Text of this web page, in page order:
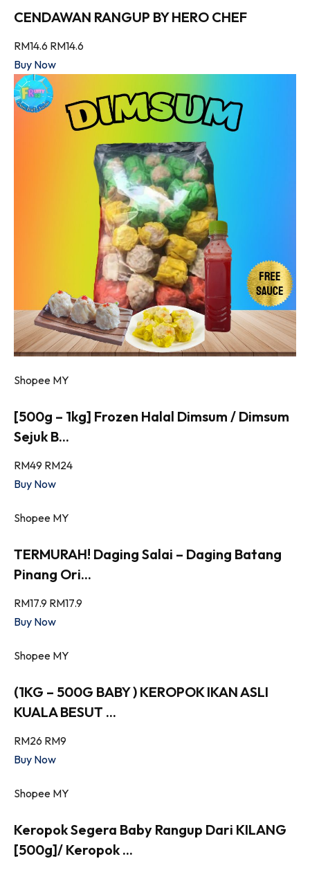
CENDAWAN RANGUP BY HERO CHEF
RM14.6 RM14.6
Buy Now
Shopee MY
[500g – 1kg] Frozen Halal Dimsum / Dimsum
Sejuk B...
RM49 RM24
Buy Now
Shopee MY
TERMURAH! Daging Salai – Daging Batang
Pinang Ori...
RM17.9 RM17.9
Buy Now
Shopee MY
(1KG – 500G BABY ) KEROPOK IKAN ASLI
KUALA BESUT ...
RM26 RM9
Buy Now
Shopee MY
Keropok Segera Baby Rangup Dari KILANG
[500g]/ Keropok ...